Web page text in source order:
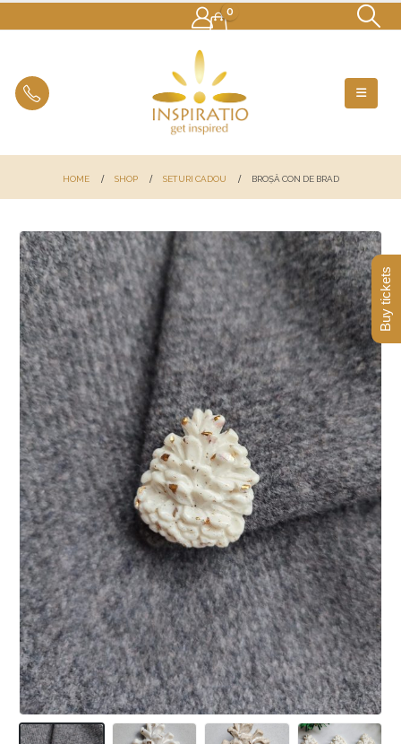
0
HOME SHOP SETURI CADOU BROȘĂ CON DE BRAD
Buy tickets